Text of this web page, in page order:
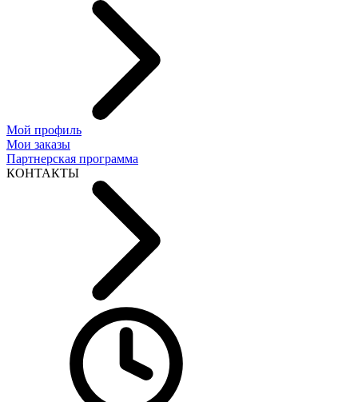
Мой профиль
Мои заказы
Партнерская программа
КОНТАКТЫ